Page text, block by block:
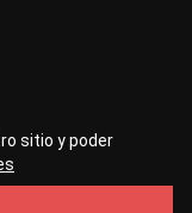
sitio y poder